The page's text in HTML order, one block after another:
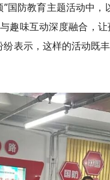
国防教育主题活动中
趣味互动深度融合，
表示，这样的活动既